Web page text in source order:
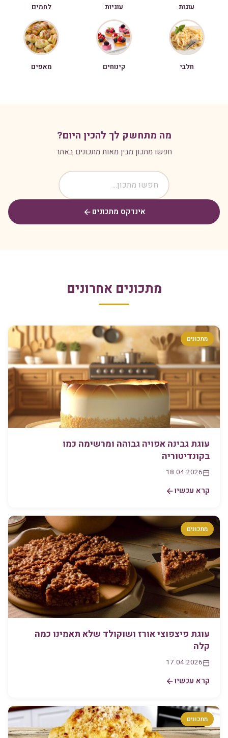
עוגות עוגיות לחמים
חלבי קינוחים מאפים
מה מתחשק לך להכין היום?
חפשו מתכון מבין מאות מתכונים באתר
אינדקס מתכונים
מתכונים אחרונים
מתכונים
עוגת גבינה אפויה גבוהה ומרשימה כמו
בקונדיטוריה
18.04.2026
קרא עכשיו
מתכונים
עוגת פיצפוצי אורז ושוקולד שלא תאמינו כמה
קלה
17.04.2026
קרא עכשיו
מתכונים